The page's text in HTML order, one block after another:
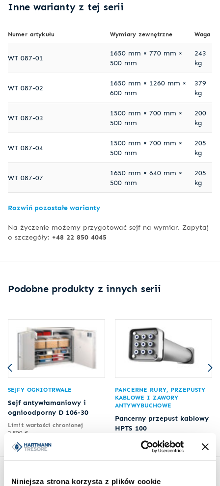
Niniejsza strona korzysta z plików cookie
Inne warianty z tej serii
Numer artykułu Wymiary zewnętrzne Waga
WT 087-01
1650 mm × 770 mm ×
500 mm
243
kg
WT 087-02
1650 mm × 1260 mm ×
600 mm
379
kg
WT 087-03
1500 mm × 700 mm ×
500 mm
200
kg
WT 087-04
1500 mm × 700 mm ×
500 mm
205
kg
WT 087-07
1650 mm × 640 mm ×
500 mm
205
kg
Rozwiń pozostałe warianty
Na życzenie możemy przygotować sejf na wymiar. Zapytaj
o szczegóły: +48 22 850 4045
Podobne produkty z innych serii
SEJFY OGNIOTRWAŁE
Sejf antywłamaniowy i
ognioodporny D 106-30
Limit wartości chronionej
2.500 €
PANCERNE RURY, PRZEPUSTY
KABLOWE I ZAWORY
ANTYWYBUCHOWE
Pancerny przepust kablowy
HPTS 100
Inspiracje